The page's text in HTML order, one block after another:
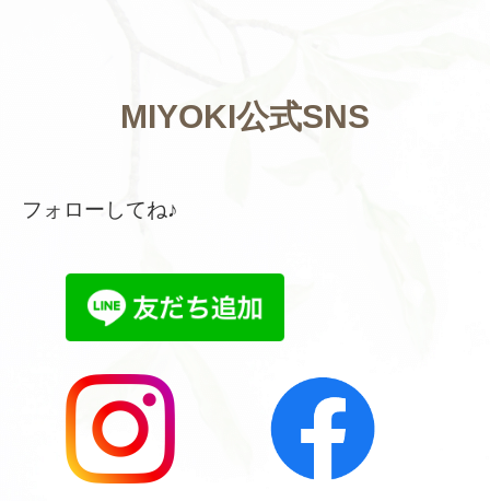
MIYOKI公式SNS
フォローしてね♪